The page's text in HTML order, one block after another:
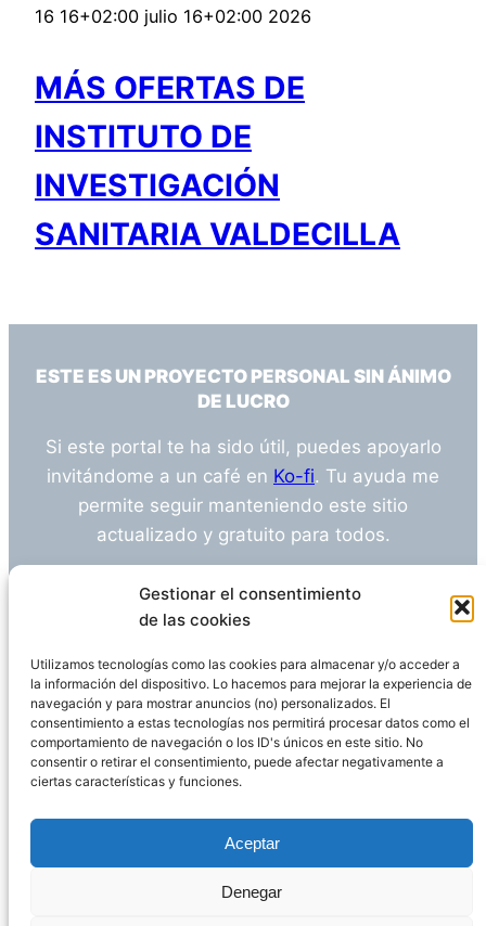
Gestionar el consentimiento
de las cookies
Utilizamos tecnologías como las cookies para almacenar y/o acceder a
la información del dispositivo. Lo hacemos para mejorar la experiencia de
navegación y para mostrar anuncios (no) personalizados. El
consentimiento a estas tecnologías nos permitirá procesar datos como el
comportamiento de navegación o los ID's únicos en este sitio. No
consentir o retirar el consentimiento, puede afectar negativamente a
ciertas características y funciones.
Aceptar
Denegar
16 16+02:00 julio 16+02:00 2026
MÁS OFERTAS DE
INSTITUTO DE
INVESTIGACIÓN
SANITARIA VALDECILLA
ESTE ES UN PROYECTO PERSONAL SIN ÁNIMO
DE LUCRO
Si este portal te ha sido útil, puedes apoyarlo
invitándome a un café en Ko-fi. Tu ayuda me
permite seguir manteniendo este sitio
actualizado y gratuito para todos.
¿Tienes alguna duda o sugerencia? Escríbeme
info@empleosanitarioinvestigacion.es
Descargo de Responsabilidad
Declaración de Privacidad Política de cookies
WordPress